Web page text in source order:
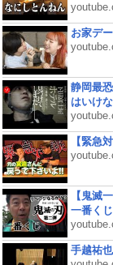
お家デ
静岡最
はいけ
【緊急
【鬼滅
一番く
手越祐